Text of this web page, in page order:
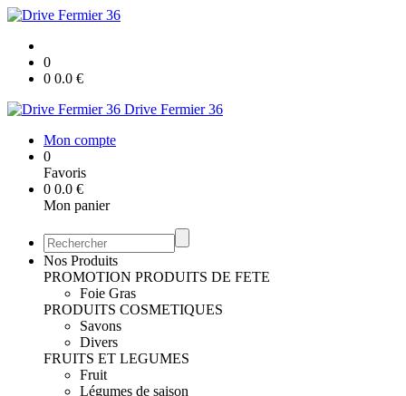
0
0 0.0 €
Drive Fermier 36
Mon compte
0
Favoris
0 0.0 €
Mon panier
Nos Produits
PROMOTION PRODUITS DE FETE
Foie Gras
PRODUITS COSMETIQUES
Savons
Divers
FRUITS ET LEGUMES
Fruit
Légumes de saison